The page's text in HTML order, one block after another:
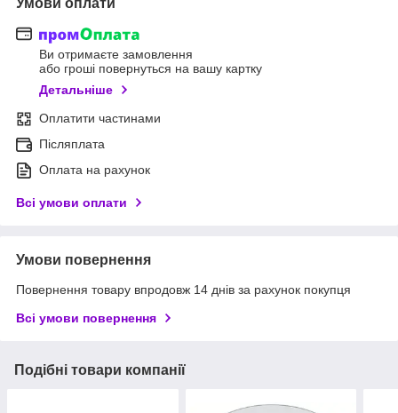
Умови оплати
Ви отримаєте замовлення
або гроші повернуться на вашу картку
Детальніше
Оплатити частинами
Післяплата
Оплата на рахунок
Всі умови оплати
Умови повернення
Повернення товару впродовж 14 днів за рахунок покупця
Всі умови повернення
Подібні товари компанії